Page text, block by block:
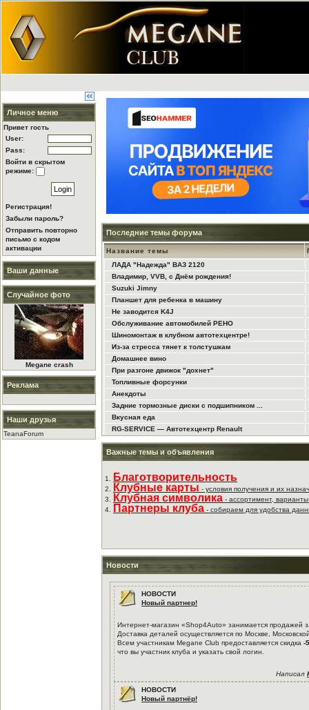
Личное меню
Привет гость
User:
Pass:
Войти в скрытом
режиме:
Регистрация!
Забыли пароль?
Отправить повторно
письмо с кодом
активации
Ваши данные
Случайное фото
Megane crash
Реклама
Наши друзья
TeanaForum
Последние темы форума
Название темы
ЛАДА "Надежда" ВАЗ 2120
Владимир, VVB, с Днём рождения!
Suzuki Jimny
Планшет для ребенка в машину
Не заводится K4J
Обслуживание автомобилей РЕНО
Шиномонтаж в клубном автотехцентре!
Из-за стресса тянет к толстушкам
Домашнее вино
При разгоне движок "дохнет"
Топливные форсунки
Анекдоты
Задние тормозные диски с подшипником ...
Вкусная еда
RG-SERVICE — Автотехцентр Renault
Важные темы и объявления
1. Благотворительность
2. Клубные карты - условия получения и их
3.
Клубная символика - ассортимент,
4.
Партнеры клуба - собираем для удобства
Новости
НОВОСТИ
Новый партнер!
Интернет-магазин «Shop4Auto» занимается продажей
Доставка деталей осуществляется по Москве,
Всем участникам Megane Club предоставляется скидка -
что вы участник клуба и указать свой логин.
Написал
НОВОСТИ
Новый партнёр!